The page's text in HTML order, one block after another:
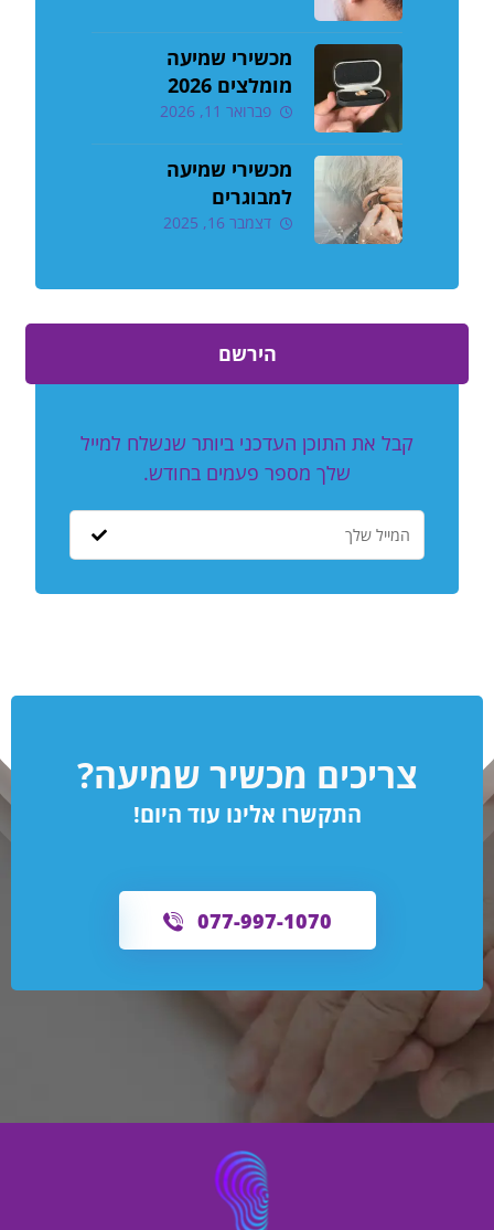
מכשירי שמיעה
מומלצים 2026
פברואר 11, 2026
מכשירי שמיעה
למבוגרים
דצמבר 16, 2025
הירשם
קבל את התוכן העדכני ביותר שנשלח למייל
שלך מספר פעמים בחודש.
צריכים מכשיר שמיעה?
התקשרו אלינו עוד היום!
077-997-1070